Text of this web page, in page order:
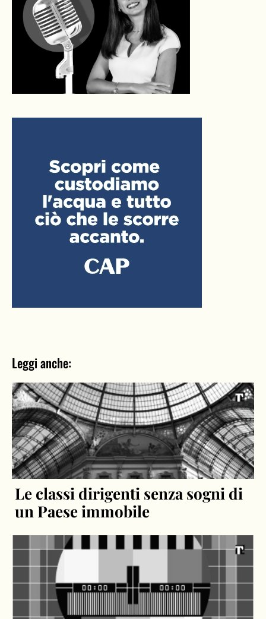
Leggi anche:
Le classi dirigenti senza sogni di
un Paese immobile